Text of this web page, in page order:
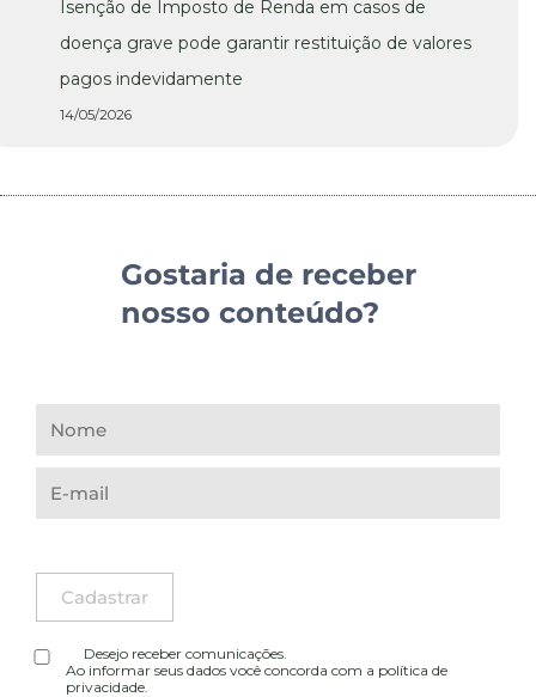
Isenção de Imposto de Renda em casos de
doença grave pode garantir restituição de valores
pagos indevidamente
14/05/2026
Gostaria de receber
nosso conteúdo?
Desejo receber comunicações.
Ao informar seus dados você concorda com a política de
privacidade